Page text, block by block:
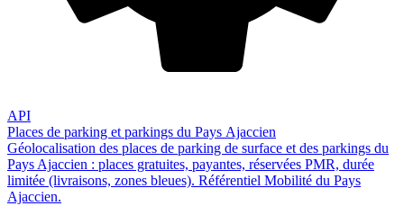
API
Places de parking et parkings du Pays Ajaccien
Géolocalisation des places de parking de surface et des parkings du
Pays Ajaccien : places gratuites, payantes, réservées PMR, durée
limitée (livraisons, zones bleues). Référentiel Mobilité du Pays
Ajaccien.